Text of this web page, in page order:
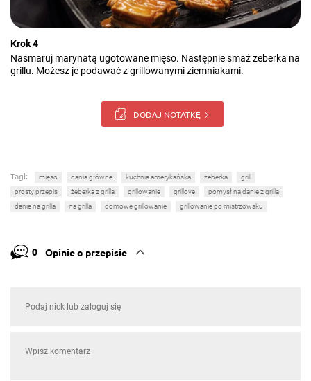
Krok 4
Nasmaruj marynatą ugotowane mięso. Następnie smaż żeberka na
grillu. Możesz je podawać z grillowanymi ziemniakami.
DODAJ NOTATKĘ
Tagi: mięso dania główne kuchnia amerykańska żeberka
grill
prosty przepis
żeberka z grilla grillowanie grillove
pomysł na danie z grilla
danie na grilla
na grilla domowe grillowanie grillowanie po mistrzowsku
0 Opinie o przepisie